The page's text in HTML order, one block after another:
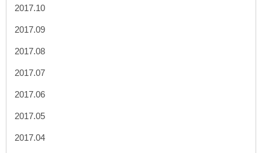
2017.10
2017.09
2017.08
2017.07
2017.06
2017.05
2017.04